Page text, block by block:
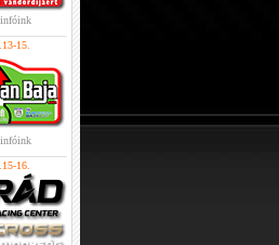
infóink
15.
infóink
16.